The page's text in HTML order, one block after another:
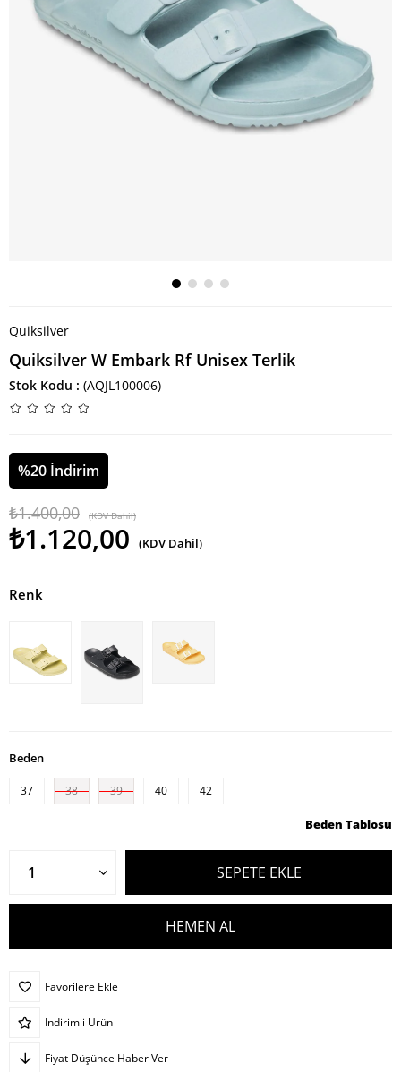
Quiksilver
Quiksilver W Embark Rf Unisex Terlik
Stok Kodu (AQJL100006)
%20 İndirim
₺1.400,00 (KDV Dahil)
₺1.120,00 (KDV Dahil)
Renk
Beden
37 38 39 40 42
Beden Tablosu
Favorilere Ekle
İndirimli Ürün
Fiyat Düşünce Haber Ver